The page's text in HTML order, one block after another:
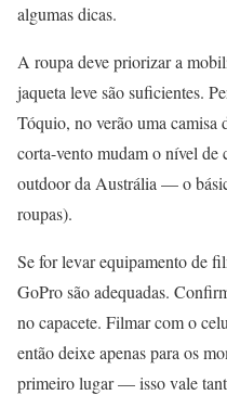
algumas dicas.
A roupa deve priorizar a
jaqueta leve são suficientes.
Tóquio, no verão uma camisa
corta-vento mudam o nível
outdoor da Austrália — o
roupas).
Se for levar equipamento de
GoPro são adequadas.
no capacete. Filmar com o
então deixe apenas para os
primeiro lugar — isso vale